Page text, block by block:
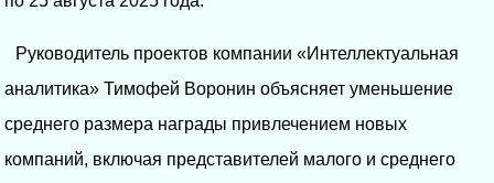
Руководитель проектов компании «Интеллектуальная
аналитика» Тимофей Воронин объясняет уменьшение
среднего размера награды привлечением новых
компаний, включая представителей малого и среднего